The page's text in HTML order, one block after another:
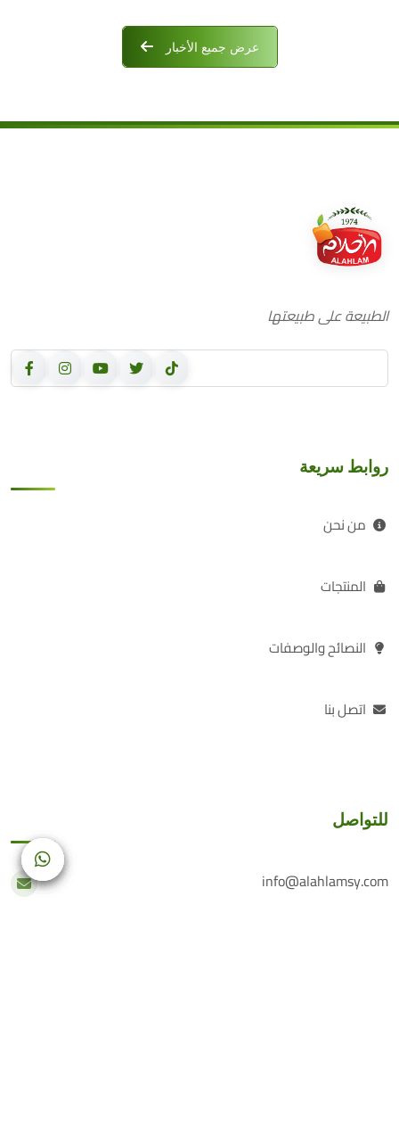
عرض جميع الأخبار
الطبيعة على طبيعتها
روابط سريعة
من نحن
المنتجات
النصائح والوصفات
اتصل بنا
للتواصل
info@alahlamsy.com